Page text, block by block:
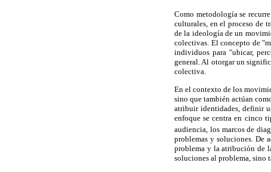
Como metodología se
culturales, en el proceso de
de la ideología de un
colectivas. El concepto de
individuos para "ubicar,
general. Al otorgar un
colectiva.
En el contexto de los
sino que también actúan
atribuir identidades, definir
enfoque se centra en cinco
audiencia, los marcos de
problemas y soluciones. De
problema y la atribución de
soluciones al problema, sino